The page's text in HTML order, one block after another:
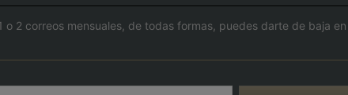
o 2 correos mensuales, de todas formas, puedes darte de baja